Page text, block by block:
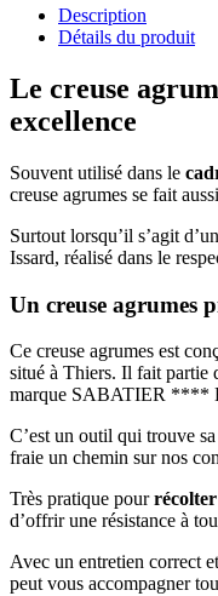
Description
Détails du produit
Le creuse
excellence
Souvent utilisé dans le
creuse agrumes se fait
Surtout lorsqu’il s’agit
Issard, réalisé dans le
Un creuse agrumes
Ce creuse agrumes est
situé à Thiers. Il fait partie
marque SABATIER ****
C’est un outil qui trouve
fraie un chemin sur nos
Très pratique pour
d’offrir une résistance à
Avec un entretien correct
peut vous accompagner